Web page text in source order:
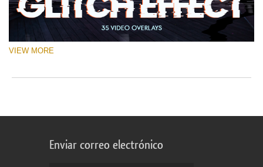
VIEW MORE
Enviar correo electrónico